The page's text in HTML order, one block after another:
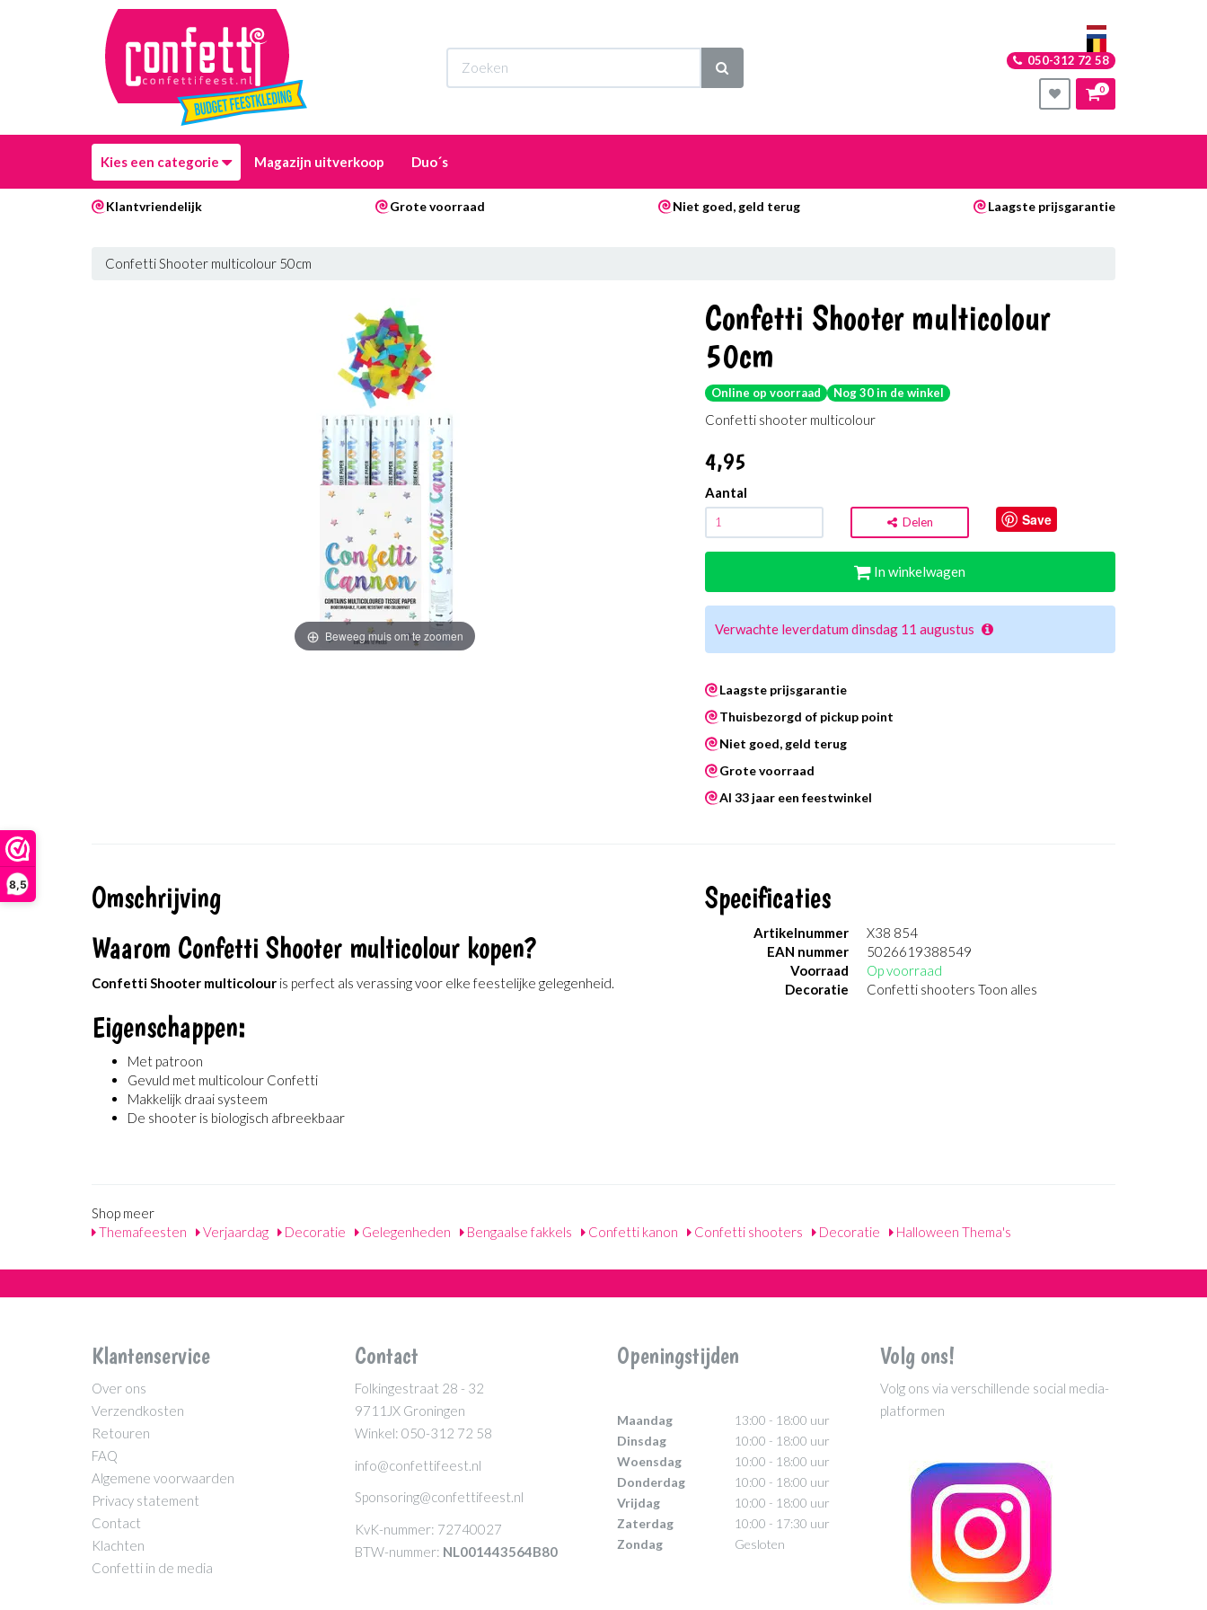
8,5
050-312 72 58
0
Kies een categorie Magazijn uitverkoop Duo´s
Klantvriendelijk Grote voorraad Niet goed, geld terug Laagste prijsgarantie
Confetti Shooter multicolour 50cm
Beweeg muis om te zoomen
Confetti Shooter multicolour
50cm
Online op voorraad Nog 30 in de winkel
Confetti shooter multicolour
4,95
Aantal
Delen Save
In winkelwagen
Verwachte leverdatum dinsdag 11 augustus
Laagste prijsgarantie
Thuisbezorgd of pickup point
Niet goed, geld terug
Grote voorraad
Al 33 jaar een feestwinkel
Omschrijving
Waarom Confetti Shooter multicolour kopen?
Confetti Shooter multicolour is perfect als verassing voor elke feestelijke gelegenheid.
Eigenschappen:
Met patroon
Gevuld met multicolour Confetti
Makkelijk draai systeem
De shooter is biologisch afbreekbaar
Specificaties
Artikelnummer
X38 854
EAN nummer
5026619388549
Voorraad
Op voorraad
Decoratie
Confetti shooters Toon alles
Shop meer
Themafeesten
Verjaardag Decoratie Gelegenheden Bengaalse fakkels Confetti kanon Confetti shooters Decoratie Halloween Thema's
Klantenservice
Over ons
Verzendkosten
Retouren
FAQ
Algemene voorwaarden
Privacy statement
Contact
Klachten
Confetti in de media
Contact
Folkingestraat 28 - 32
9711JX Groningen
Winkel: 050-312 72 58
info@confettifeest.nl
Sponsoring@confettifeest.nl
KvK-nummer: 72740027
BTW-nummer: NL001443564B80
Openingstijden
Maandag
13:00 - 18:00 uur
Dinsdag
10:00 - 18:00 uur
Woensdag
10:00 - 18:00 uur
Donderdag
10:00 - 18:00 uur
Vrijdag
10:00 - 18:00 uur
Zaterdag
10:00 - 17:30 uur
Zondag
Gesloten
Volg ons!
Volg ons via verschillende social media-
platformen